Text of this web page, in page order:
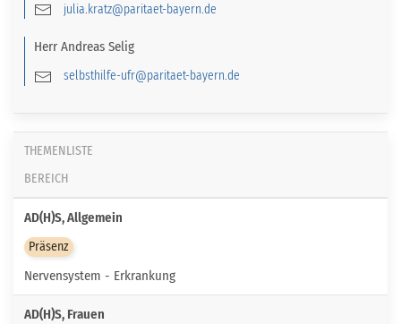
julia.kratz@paritaet-bayern.de
Herr Andreas Selig
selbsthilfe-ufr@paritaet-bayern.de
THEMENLISTE
BEREICH
AD(H)S, Allgemein
Präsenz
Nervensystem - Erkrankung
AD(H)S, Frauen